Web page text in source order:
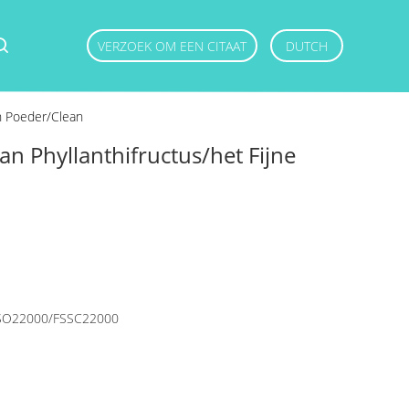
VERZOEK OM EEN CITAAT DUTCH
Poeder/Clean
Phyllanthifructus/het Fijne
FSSC22000